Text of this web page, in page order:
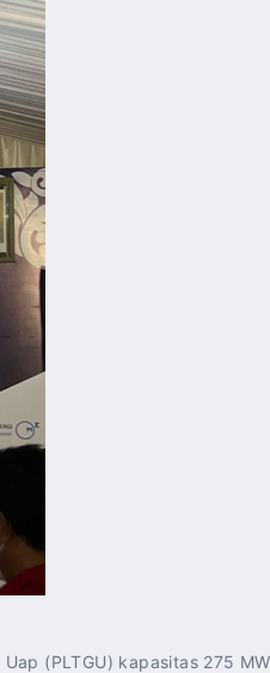
(PLTGU) kapasitas 275